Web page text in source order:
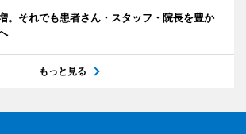
。それでも患者さん・スタッフ・院長を豊か
もっと見る